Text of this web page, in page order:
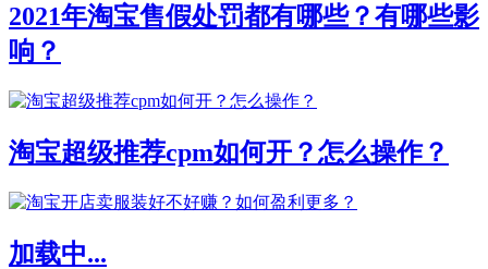
2021年淘宝售假处罚都有哪些？有哪些影
响？
淘宝超级推荐cpm如何开？怎么操作？
加载中...